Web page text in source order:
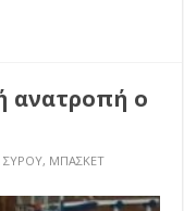
ανατροπή ο
ΣΥΡΟΥ, ΜΠΑΣΚΕΤ